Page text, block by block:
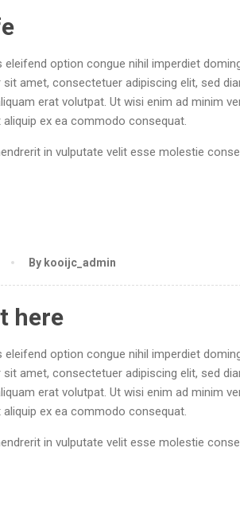
option congue nihil imperdiet
amet, consectetuer adipiscing elit, sed
erat volutpat. Ut wisi enim ad minim
ex ea commodo consequat.
in vulputate velit esse molestie
By kooijc_admin
here
option congue nihil imperdiet
amet, consectetuer adipiscing elit, sed
erat volutpat. Ut wisi enim ad minim
ex ea commodo consequat.
in vulputate velit esse molestie